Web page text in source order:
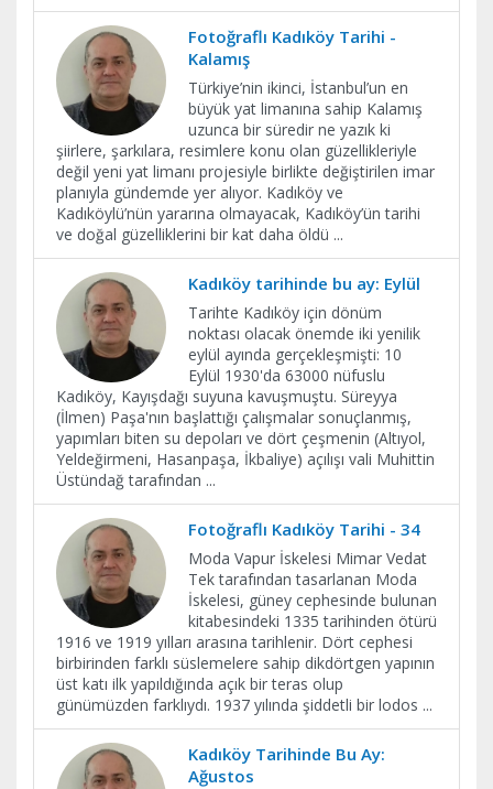
Fotoğraflı Kadıköy Tarihi -
Kalamış
Türkiye’nin ikinci, İstanbul’un en
büyük yat limanına sahip Kalamış
uzunca bir süredir ne yazık ki
şiirlere, şarkılara, resimlere konu olan güzellikleriyle
değil yeni yat limanı projesiyle birlikte değiştirilen imar
planıyla gündemde yer alıyor. Kadıköy ve
Kadıköylü’nün yararına olmayacak, Kadıköy’ün tarihi
ve doğal güzelliklerini bir kat daha öldü ...
Kadıköy tarihinde bu ay: Eylül
Tarihte Kadıköy için dönüm
noktası olacak önemde iki yenilik
eylül ayında gerçekleşmişti: 10
Eylül 1930'da 63000 nüfuslu
Kadıköy, Kayışdağı suyuna kavuşmuştu. Süreyya
(İlmen) Paşa'nın başlattığı çalışmalar sonuçlanmış,
yapımları biten su depoları ve dört çeşmenin (Altıyol,
Yeldeğirmeni, Hasanpaşa, İkbaliye) açılışı vali Muhittin
Üstündağ tarafından ...
Fotoğraflı Kadıköy Tarihi - 34
Moda Vapur İskelesi Mimar Vedat
Tek tarafından tasarlanan Moda
İskelesi, güney cephesinde bulunan
kitabesindeki 1335 tarihinden ötürü
1916 ve 1919 yılları arasına tarihlenir. Dört cephesi
birbirinden farklı süslemelere sahip dikdörtgen yapının
üst katı ilk yapıldığında açık bir teras olup
günümüzden farklıydı. 1937 yılında şiddetli bir lodos ...
Kadıköy Tarihinde Bu Ay:
Ağustos